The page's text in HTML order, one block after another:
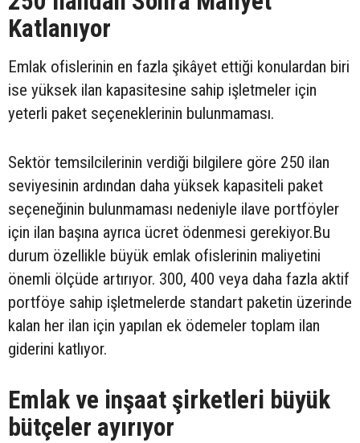
Katlanıyor
Emlak ofislerinin en fazla şikâyet ettiği konulardan biri
ise yüksek ilan kapasitesine sahip işletmeler için
yeterli paket seçeneklerinin bulunmaması.
Sektör temsilcilerinin verdiği bilgilere göre 250 ilan
seviyesinin ardından daha yüksek kapasiteli paket
seçeneğinin bulunmaması nedeniyle ilave portföyler
için ilan başına ayrıca ücret ödenmesi gerekiyor.Bu
durum özellikle büyük emlak ofislerinin maliyetini
önemli ölçüde artırıyor. 300, 400 veya daha fazla aktif
portföye sahip işletmelerde standart paketin üzerinde
kalan her ilan için yapılan ek ödemeler toplam ilan
giderini katlıyor.
Emlak ve inşaat şirketleri büyük
bütçeler ayırıyor